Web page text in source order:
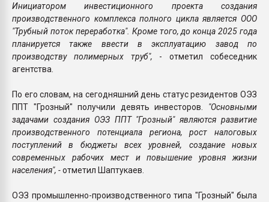
Инициатором инвестиционного проекта создания
производственного комплекса полного цикла является ООО
"Трубный поток переработка". Кроме того, до конца 2025 года
планируется также ввести в эксплуатацию завод по
производству полимерных труб", - отметил собеседник
агентства.
По его словам, на сегодняшний день статус резидентов ОЭЗ
ППТ "Грозный" получили девять инвесторов. "Основными
задачами создания ОЭЗ ППТ "Грозный" являются развитие
производственного потенциала региона, рост налоговых
поступлений в бюджеты всех уровней, создание новых
современных рабочих мест и повышение уровня жизни
населения", -отметил Шаптукаев.
ОЭЗ промышленно-производственного типа "Грозный" была